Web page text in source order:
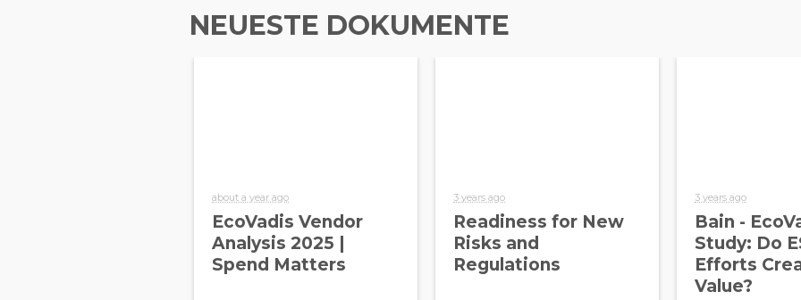
NEUESTE DOKUMENTE
about a year ago
EcoVadis Vendor
Analysis 2025 |
Spend Matters
3 years ago
Readiness for New
Risks and
Regulations
3 years ago
Bain -
Study: Do
Efforts
Value?